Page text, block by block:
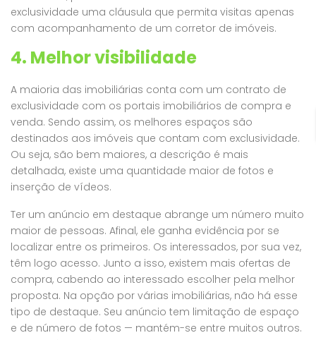
exclusividade uma cláusula que permita visitas apenas
com acompanhamento de um corretor de imóveis.
4. Melhor visibilidade
A maioria das imobiliárias conta com um contrato de
exclusividade com os portais imobiliários de compra e
venda. Sendo assim, os melhores espaços são
destinados aos imóveis que contam com exclusividade.
Ou seja, são bem maiores, a descrição é mais
detalhada, existe uma quantidade maior de fotos e
inserção de vídeos.
Ter um anúncio em destaque abrange um número muito
maior de pessoas. Afinal, ele ganha evidência por se
localizar entre os primeiros. Os interessados, por sua vez,
têm logo acesso. Junto a isso, existem mais ofertas de
compra, cabendo ao interessado escolher pela melhor
proposta. Na opção por várias imobiliárias, não há esse
tipo de destaque. Seu anúncio tem limitação de espaço
e de número de fotos — mantém-se entre muitos outros.